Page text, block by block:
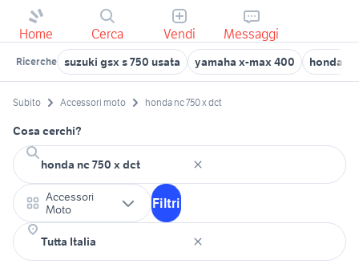
Home Cerca Vendi Messaggi
Ricerche suzuki gsx s 750 usata yamaha x-max 400 honda
Subito Accessori moto honda nc 750 x dct
Cosa cerchi?
Accessori
Moto
Filtri